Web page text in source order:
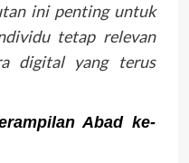
ini penting untuk
tetap relevan
digital yang terus
Abad ke-